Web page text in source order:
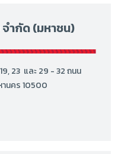
ำกัด (มหาชน)
23 และ 29 - 32 ถนน
นคร 10500